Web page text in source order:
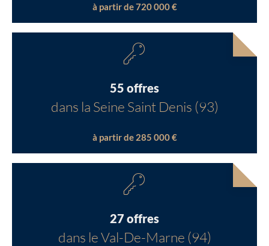
à partir de 720 000 €
55 offres
dans la Seine Saint Denis (93)
à partir de 285 000 €
27 offres
dans le Val-De-Marne (94)